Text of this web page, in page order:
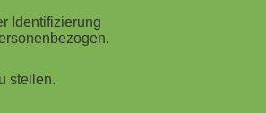
Frage wird
Identifizierung
stellen.